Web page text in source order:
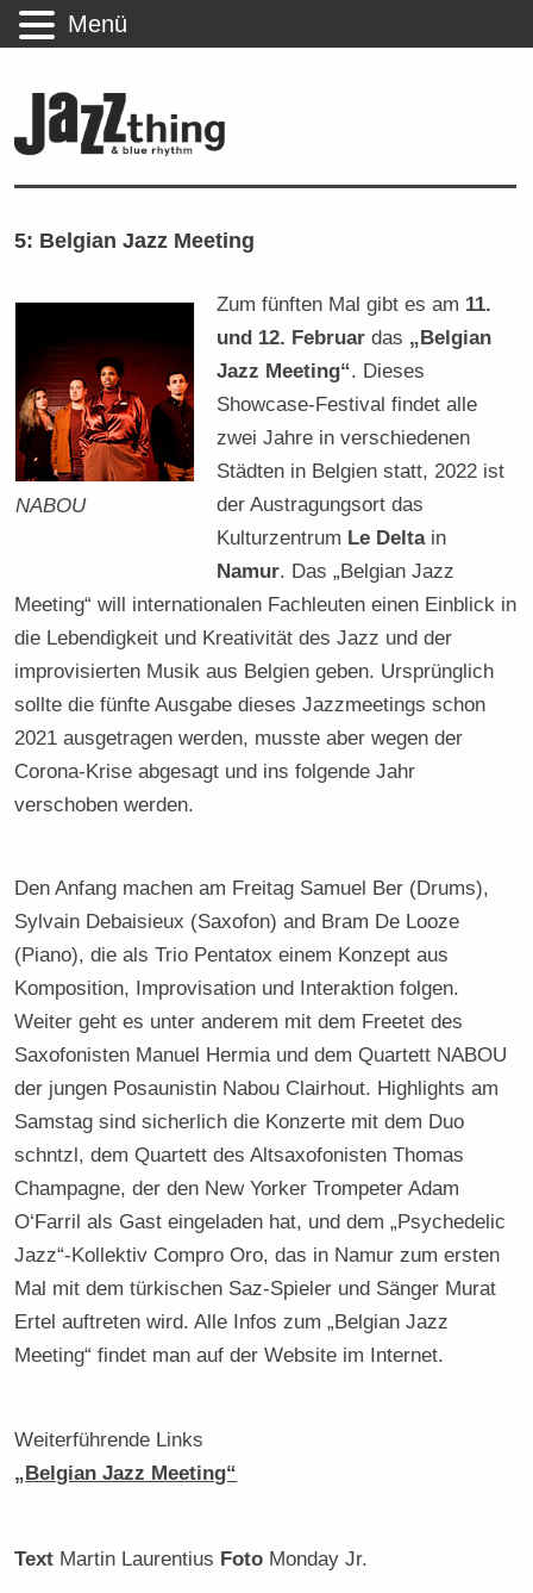
5: Belgian Jazz Meeting
NABOU
Zum fünften Mal gibt es am 11.
und 12. Februar das „Belgian
Jazz Meeting“. Dieses
Showcase-Festival findet alle
zwei Jahre in verschiedenen
Städten in Belgien statt, 2022 ist
der Austragungsort das
Kulturzentrum Le Deltain
Namur. Das „Belgian Jazz
Meeting“ will internationalen Fachleuten einen Einblick in
die Lebendigkeit und Kreativität des Jazz und der
improvisierten Musik aus Belgien geben. Ursprünglich
sollte die fünfte Ausgabe dieses Jazzmeetings schon
2021 ausgetragen werden, musste aber wegen der
Corona-Krise abgesagt und ins folgende Jahr
verschoben werden.
Den Anfang machen am Freitag Samuel Ber (Drums),
Sylvain Debaisieux (Saxofon) and Bram De Looze
(Piano), die als Trio Pentatox einem Konzept aus
Komposition, Improvisation und Interaktion folgen.
Weiter geht es unter anderem mit dem Freetet des
Saxofonisten Manuel Hermia und dem Quartett NABOU
der jungen Posaunistin Nabou Clairhout. Highlights am
Samstag sind sicherlich die Konzerte mit dem Duo
schntzl, dem Quartett des Altsaxofonisten Thomas
Champagne, der den New Yorker Trompeter Adam
O‘Farril als Gast eingeladen hat, und dem „Psychedelic
Jazz“-Kollektiv Compro Oro, das in Namur zum ersten
Mal mit dem türkischen Saz-Spieler und Sänger Murat
Ertel auftreten wird. Alle Infos zum „Belgian Jazz
Meeting“ findet man auf der Website im Internet.
Weiterführende Links
„Belgian Jazz Meeting“
Text Martin Laurentius Foto Monday Jr.
Menü